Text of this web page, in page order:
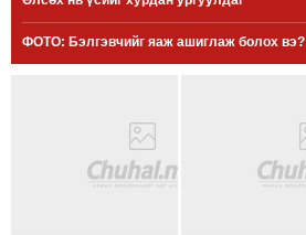
МЭДЭХҮЙ
ФОТО: Бэлгэвчийг яаж ашиглаж болох вэ?